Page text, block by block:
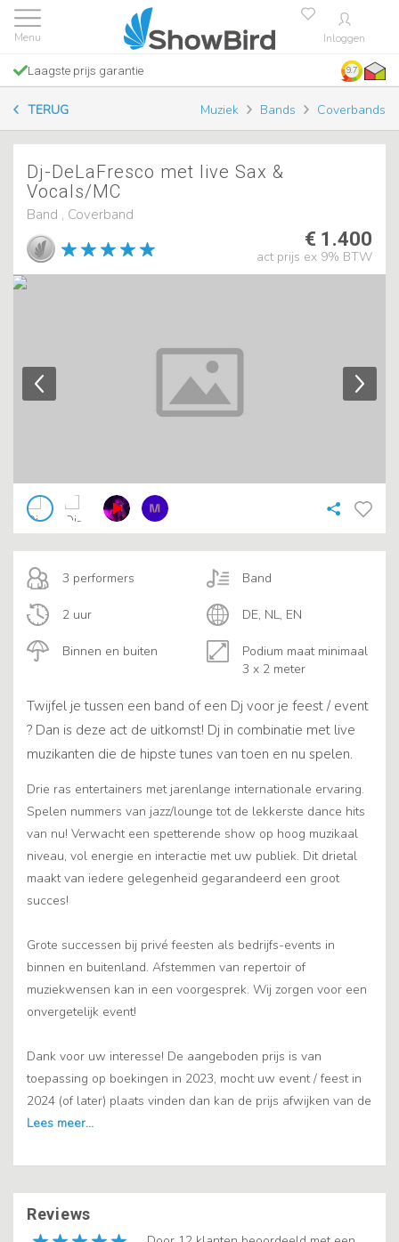
Inloggen
Laagste prijs garantie 9.7
TERUG Muziek Bands Coverbands
Dj-DeLaFresco met live Sax &
Vocals/MC
Band , Coverband
€ 1.400
act prijs ex 9% BTW
3 performers
Binnen en buiten
Band
2 uur
Podium maat minimaal
3 x 2 meter
DE, NL, EN
Twijfel je tussen een band of een Dj voor je feest / event
? Dan is deze act de uitkomst! Dj in combinatie met live
muzikanten die de hipste tunes van toen en nu spelen.
Drie ras entertainers met jarenlange internationale ervaring.
Spelen nummers van jazz/lounge tot de lekkerste dance hits
van nu! Verwacht een spetterende show op hoog muzikaal
niveau, vol energie en interactie met uw publiek. Dit drietal
maakt van iedere gelegenheid gegarandeerd een groot
succes!
Grote successen bij privé feesten als bedrijfs-events in
binnen en buitenland. Afstemmen van repertoir of
muziekwensen kan in een voorgesprek. Wij zorgen voor een
onvergetelijk event!
Dank voor uw interesse! De aangeboden prijs is van
toepassing op boekingen in 2023, mocht uw event / feest in
2024 (of later) plaats vinden dan kan de prijs afwijken van de
Reviews